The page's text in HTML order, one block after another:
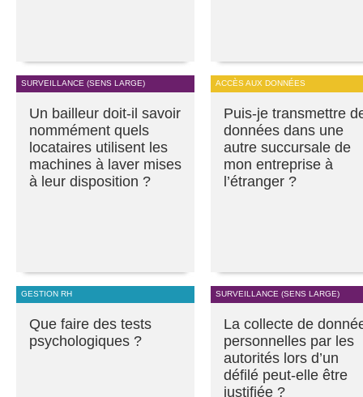
SURVEILLANCE (SENS LARGE)
Un bailleur doit-il savoir
nommément quels
locataires utilisent les
machines à laver mises
à leur disposition ?
ACCÈS AUX DONNÉES
Puis-je transmettre
données dans une
autre succursale de
mon entreprise à
l’étranger ?
GESTION RH
Que faire des tests
psychologiques ?
SURVEILLANCE (SENS LARGE)
La collecte de
personnelles par les
autorités lors d’un
défilé peut-elle être
justifiée ?